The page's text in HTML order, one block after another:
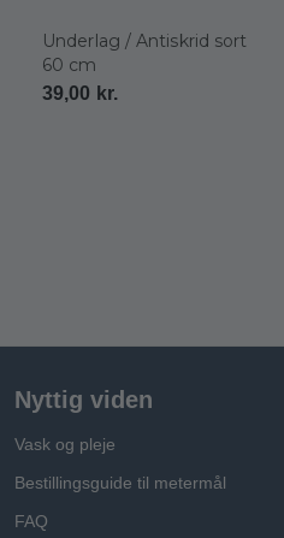
Underlag / Antiskrid sort
60 cm
39,00 kr.
Nyttig viden
Vask og pleje
Bestillingsguide til metermål
FAQ